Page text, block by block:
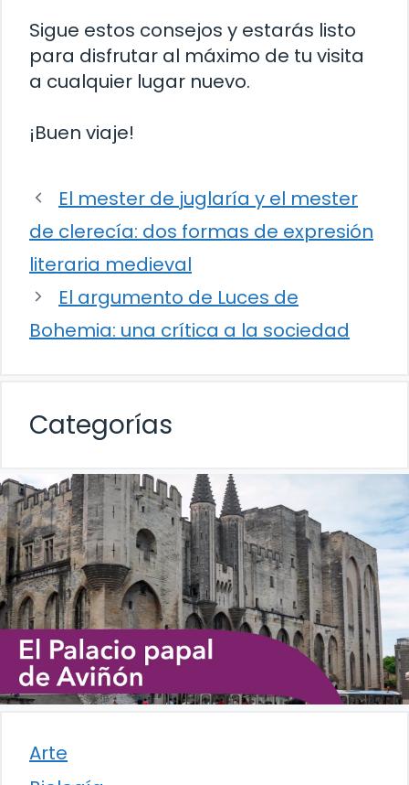
Sigue estos consejos y estarás listo
para disfrutar al máximo de tu visita
a cualquier lugar nuevo.
¡Buen viaje!
El mester de juglaría y el mester
de clerecía: dos formas de expresión
literaria medieval
El argumento de Luces de
Bohemia: una crítica a la sociedad
Categorías
Arte